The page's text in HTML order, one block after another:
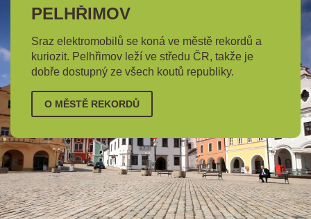
PELHŘIMOV
Sraz elektromobilů se koná ve městě rekordů a
kuriozit. Pelhřimov leží ve středu ČR, takže je
dobře dostupný ze všech koutů republiky.
O MĚSTĚ REKORDŮ